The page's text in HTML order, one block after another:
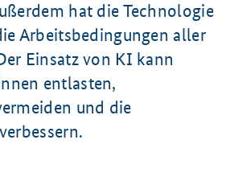
hat die Technologie
Arbeitsbedingungen aller
Einsatz von KI kann
entlasten,
und die